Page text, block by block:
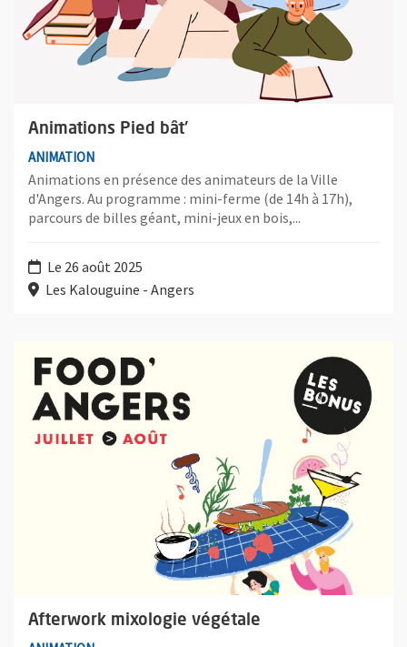
Animations Pied bât'
ANIMATION
Animations en présence des animateurs de la Ville
d'Angers. Au programme : mini-ferme (de 14h à 17h),
parcours de billes géant, mini-jeux en bois,...
Le 26 août 2025
Les Kalouguine - Angers
Afterwork mixologie végétale